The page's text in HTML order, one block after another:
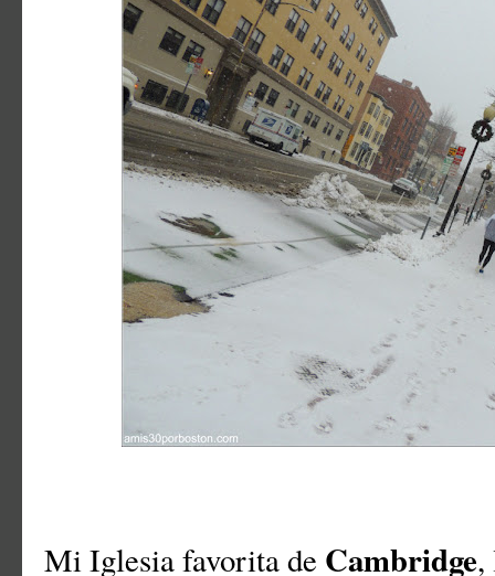
Mi Iglesia favorita de Cambridge,